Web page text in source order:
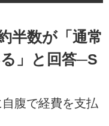
半数が「通常
」と回答─S
腹で経費を支払